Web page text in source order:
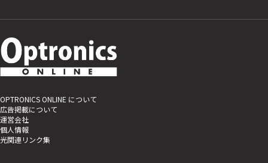
OPTRONICS ONLINE について
広告掲載について
運営会社
個人情報
光関連リンク集